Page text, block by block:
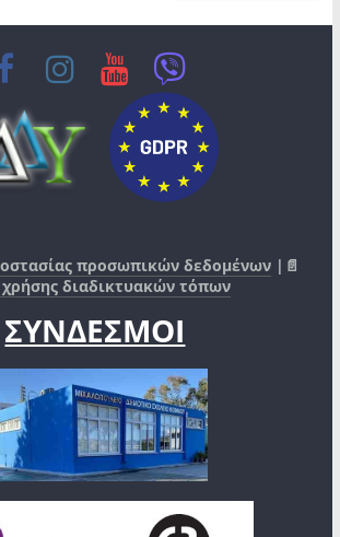
προσωπικών δεδομένων |📄
διαδικτυακών τόπων
ΣΥΝΔΕΣΜΟΙ